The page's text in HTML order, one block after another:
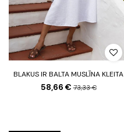
BLAKUS IR BALTA MUSLĪNA KLEITA
58,66 €73,33 €